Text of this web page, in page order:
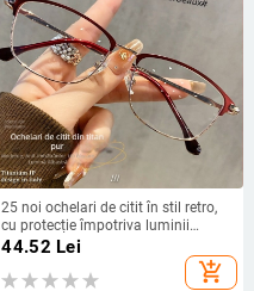
25 noi ochelari de citit în stil retro,
cu protecție împotriva luminii
albastre pentru adulți, protecție
oculară HD, anti-oboseală, ramă
metalică
44.52 Lei
add_shopping_cart